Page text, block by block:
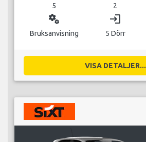
5 2
miscellaneous_services
Bruksanvisning
login
5 Dörr
VISA DETALJER...